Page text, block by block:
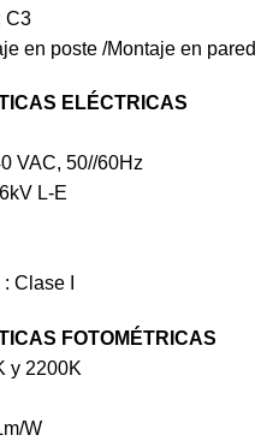
C3
en poste /Montaje en pared
ELÉCTRICAS
VAC, 50//60Hz
L-E
Clase I
FOTOMÉTRICAS
y 2200K
W